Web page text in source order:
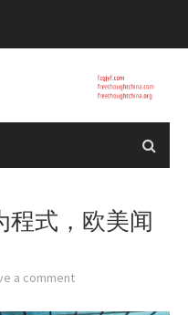
程式，欧美闻
a comment